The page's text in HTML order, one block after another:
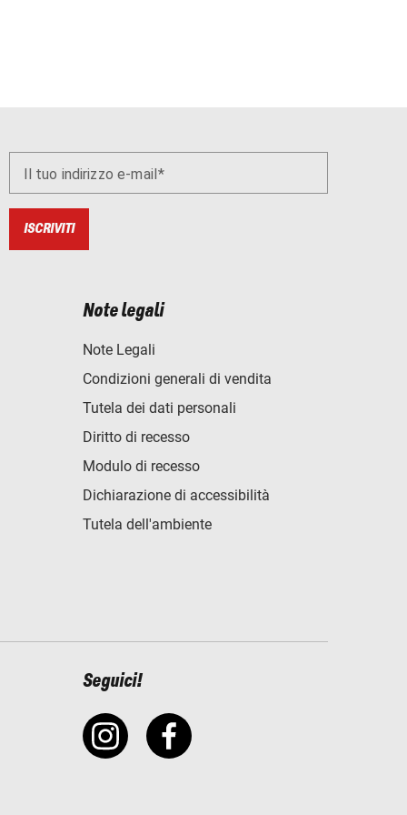
Il tuo indirizzo e-mail
ISCRIVITI
Note legali
Note Legali
Condizioni generali di vendita
Tutela dei dati personali
Diritto di recesso
Modulo di recesso
Dichiarazione di accessibilità
Tutela dell'ambiente
Seguici!